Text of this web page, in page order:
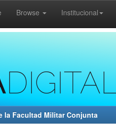
Browse Institucional
la Facultad Militar Conjunta